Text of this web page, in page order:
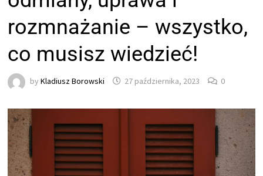
rozmnażanie – wszystko,
co musisz wiedzieć!
byKladiusz Borowski 27 października, 2023 0